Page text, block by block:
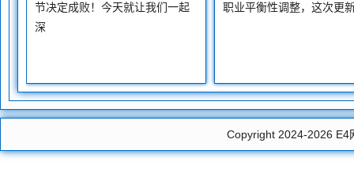
节决定成败！今天就让我们一起
深
职业平衡性调整，这次更
Copyright 2024-2026 E4